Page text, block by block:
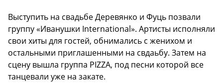
Выступить на свадьбе Деревянко и Фуць позвали
группу «Иванушки International». Артисты исполняли
свои хиты для гостей, обнимались с женихом и
остальными приглашенными на свдаьбу. Затем на
сцену вышла группа PIZZA, под песни которой все
танцевали уже на закате.